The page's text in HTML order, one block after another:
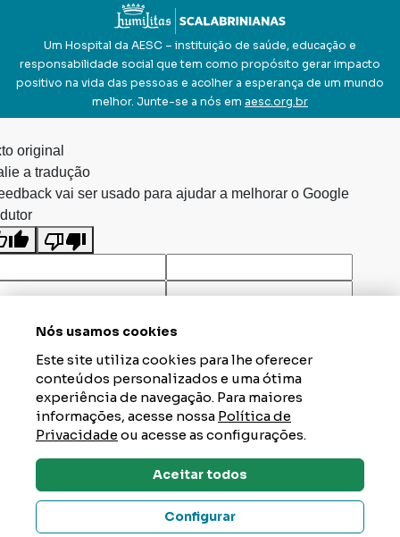
Um Hospital da AESC – instituição de saúde, educação e
responsabilidade social que tem como propósito gerar impacto
positivo na vida das pessoas e acolher a esperança de um mundo
melhor. Junte-se a nós em aesc.org.br
Dúvidas? Tire Aqui
Nós usamos cookies
Este site utiliza cookies para lhe oferecer
conteúdos personalizados e uma ótima
experiência de navegação. Para maiores
informações, acesse nossa Política de
Privacidadeou acesse as configurações.
Aceitar todos
Configurar
original
a tradução
vai ser usado para ajudar a melhorar o Google